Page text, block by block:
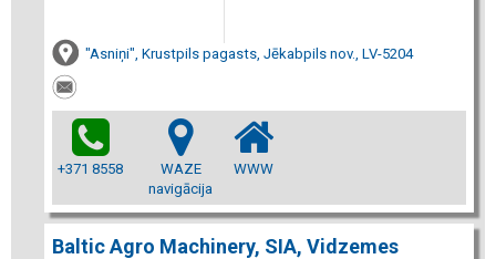
"Asniņi", Krustpils pagasts, Jēkabpils nov., LV-5204
+371 8558
WAZE
navigācija
WWW
Baltic Agro Machinery, SIA, Vidzemes